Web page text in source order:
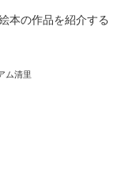
本の作品を紹介する
ム清里